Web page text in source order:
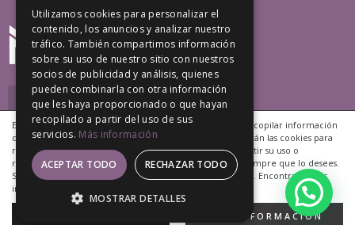
Este sitio web utiliza cookies propias y de terceros para recopilar información
que ayuda a optimizar tu visita a sus páginas. NO se utilizarán las cookies para
recoger información de carácter personal. Puedes permitir su uso o
rechazarlo, también puedes cambiar su configuración siempre que lo desees.
Si continúas navegando, consideramos que aceptas tu uso. Encontrarás más
información en nuestra
MÁS INFORMACIÓN
Copyright © 2020 Marrero Monzón, S.L.
Desarrollo Web EP Soluciones We Talk Marketing
Utilizamos cookies para personalizar el
contenido, los anuncios y analizar nuestro
tráfico. También compartimos información
sobre su uso de nuestro sitio con nuestros
socios de publicidad y análisis, quienes
pueden combinarla con otra información
que les haya proporcionado o que hayan
recopilado a partir del uso de sus
servicios. Más información
ACEPTAR TODO RECHAZAR TODO
MOSTRAR DETALLES